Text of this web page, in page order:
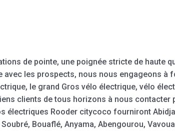
de pointe, une poignée stricte de haute
avec les prospects, nous nous engageons
le grand Gros vélo électrique, vélo
clients de tous horizons à nous
électriques Rooder citycoco fourniront
Bouaflé, Anyama, Abengourou,